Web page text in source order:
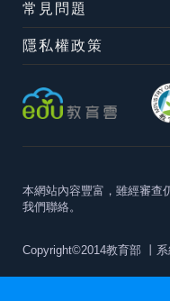
常見問題
隱私權政策
本網站內容豐富，雖經審查
我們聯絡。
Copyright©2014教育部 丨